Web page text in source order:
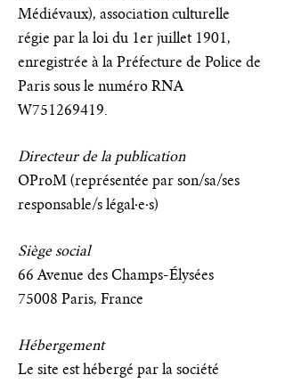
Médiévaux), association culturelle
régie par la loi du 1er juillet 1901,
enregistrée à la Préfecture de Police de
Paris sous le numéro RNA
W751269419.
Directeur de la publication
OProM (représentée par son/sa/ses
responsable/s légal·e·s)
Siège social
66 Avenue des Champs-Élysées
75008 Paris, France
Hébergement
Le site est hébergé par la société